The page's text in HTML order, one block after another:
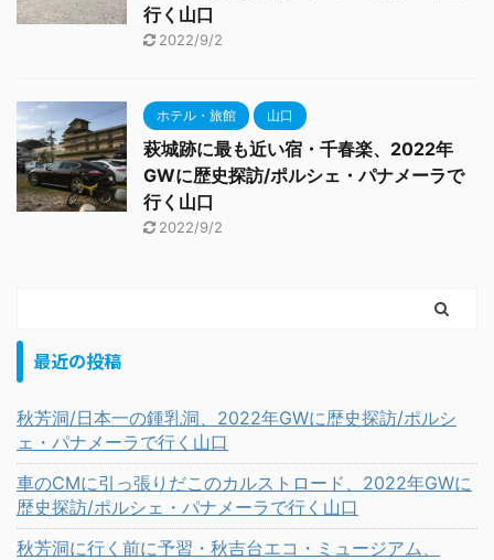
行く山口
2022/9/2
ホテル・旅館 山口
萩城跡に最も近い宿・千春楽、2022年
GWに歴史探訪/ポルシェ・パナメーラで
行く山口
2022/9/2
最近の投稿
秋芳洞/日本一の鍾乳洞、2022年GWに歴史探訪/ポルシ
ェ・パナメーラで行く山口
車のCMに引っ張りだこのカルストロード、2022年GWに
歴史探訪/ポルシェ・パナメーラで行く山口
秋芳洞に行く前に予習・秋吉台エコ・ミュージアム、